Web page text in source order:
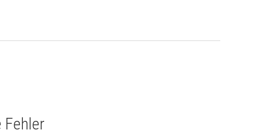
Fehler